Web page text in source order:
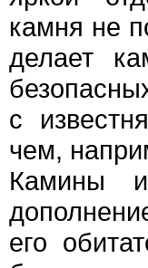
камня не
делает
с
чем,
Камины
его